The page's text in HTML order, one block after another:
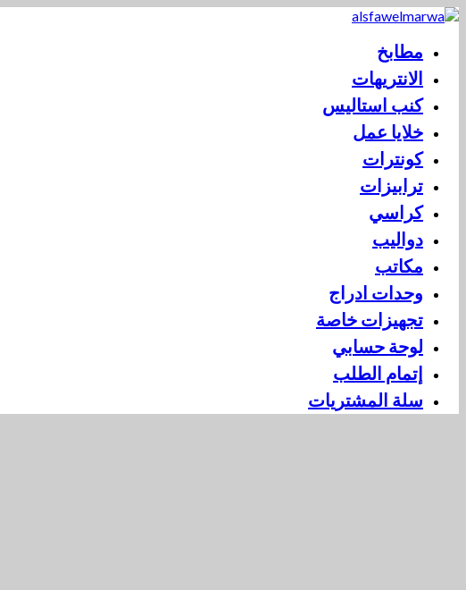
مطابخ
الانتريهات
كنب استاليس
خلايا عمل
كونترات
ترابيزات
كراسي
دواليب
مكاتب
وحدات ادراج
تجهيزات خاصة
لوحة حسابي
إتمام الطلب
سلة المشتريات